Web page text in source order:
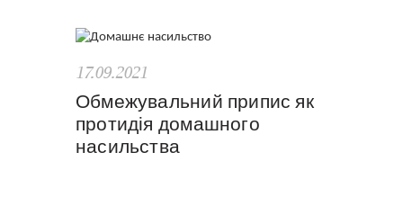
17.09.2021
Обмежувальний припис як
протидія домашного
насильства